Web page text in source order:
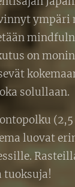
ympäri
on
solullaan.
luovat
tuoksuja!